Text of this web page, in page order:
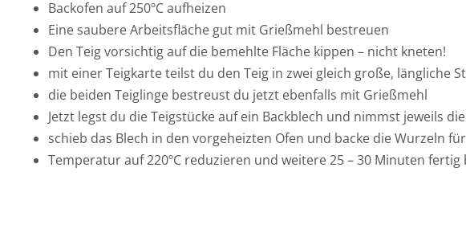
Backofen auf 250ºC aufheizen
Eine saubere Arbeitsfläche gut mit Grießmehl bestreuen
Den Teig vorsichtig auf die bemehlte Fläche kippen – nicht kneten!
mit einer Teigkarte teilst du den Teig in zwei gleich große, längliche
die beiden Teiglinge bestreust du jetzt ebenfalls mit Grießmehl
Jetzt legst du die Teigstücke auf ein Backblech und nimmst jeweils
schieb das Blech in den vorgeheizten Ofen und backe die Wurzeln
Temperatur auf 220ºC reduzieren und weitere 25 – 30 Minuten fertig